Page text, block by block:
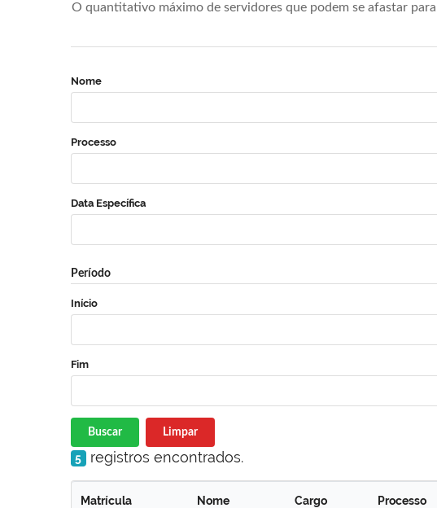
O quantitativo máximo de servidores que podem se afastar
Nome
Processo
Data Específica
Período
Início
Fim
Buscar Limpar
5 registros encontrados.
Matrícula Nome Cargo Processo